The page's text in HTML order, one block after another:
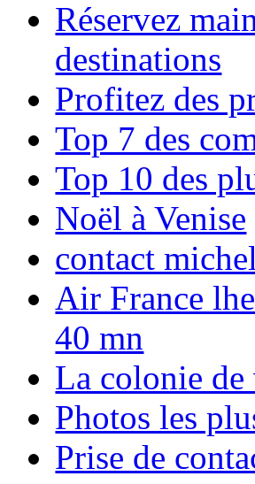
Réservez
destinations
Profitez des
Top 7 des
Top 10 des
Noël à Venise
contact
Air France
40 mn
La colonie de
Photos les
Prise de